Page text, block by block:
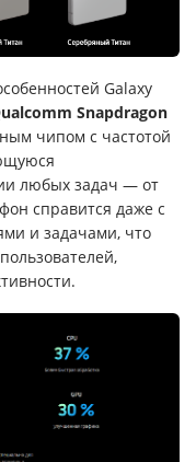
Galaxy
Snapdragon
чипом с частотой
любых задач — от
справится даже с
и задачами, что